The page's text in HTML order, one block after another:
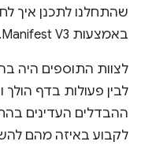
שהתחלנו לתכנן איך
באמצעות Manifest V3.
לצוות התוספים היה
לבין פעולות בדף
ההבדלים העדינים
לקבוע באיזה מהם